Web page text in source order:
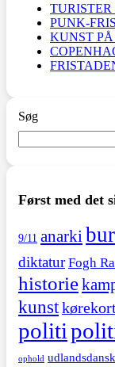
PUNK-
KUNST
Søg
Først med det
9/11 anarki
diktatur Fogh
historie
kunst
politi
ophold